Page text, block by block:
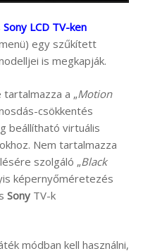
Sony LCD TV-ken
egy szűkített
is megkapják.
a „Motion
csökkentés
beállítható virtuális
Nem tartalmazza
szolgáló „Black
képernyőméretezés
Sony TV-k
módban kell használni,